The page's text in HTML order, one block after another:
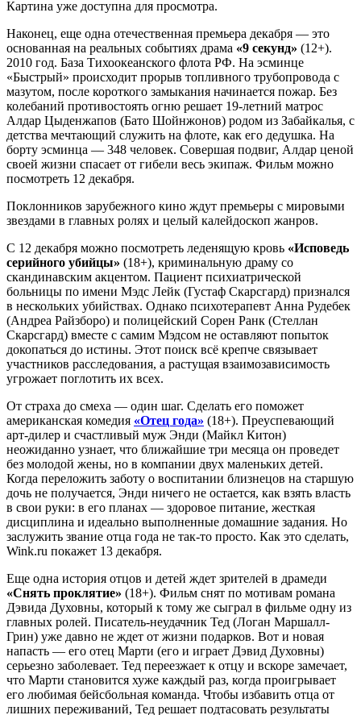
Картина уже доступна для просмотра.
Наконец, еще одна отечественная премьера декабря — это
основанная на реальных событиях драма «9 секунд» (12+).
2010 год. База Тихоокеанского флота РФ. На эсминце
«Быстрый» происходит прорыв топливного трубопровода с
мазутом, после короткого замыкания начинается пожар. Без
колебаний противостоять огню решает 19-летний матрос
Алдар Цыденжапов (Бато Шойнжонов) родом из Забайкалья, с
детства мечтающий служить на флоте, как его дедушка. На
борту эсминца — 348 человек. Совершая подвиг, Алдар ценой
своей жизни спасает от гибели весь экипаж. Фильм можно
посмотреть 12 декабря.
Поклонников зарубежного кино ждут премьеры с мировыми
звездами в главных ролях и целый калейдоскоп жанров.
С 12 декабря можно посмотреть леденящую кровь «Исповедь
серийного убийцы» (18+), криминальную драму со
скандинавским акцентом. Пациент психиатрической
больницы по имени Мэдс Лейк (Густаф Скарсгард) признался
в нескольких убийствах. Однако психотерапевт Анна Рудебек
(Андреа Райзборо) и полицейский Сорен Ранк (Стеллан
Скарсгард) вместе с самим Мэдсом не оставляют попыток
докопаться до истины. Этот поиск всё крепче связывает
участников расследования, а растущая взаимозависимость
угрожает поглотить их всех.
От страха до смеха — один шаг. Сделать его поможет
американская комедия «Отец года» (18+). Преуспевающий
арт-дилер и счастливый муж Энди (Майкл Китон)
неожиданно узнает, что ближайшие три месяца он проведет
без молодой жены, но в компании двух маленьких детей.
Когда переложить заботу о воспитании близнецов на старшую
дочь не получается, Энди ничего не остается, как взять власть
в свои руки: в его планах — здоровое питание, жесткая
дисциплина и идеально выполненные домашние задания. Но
заслужить звание отца года не так-то просто. Как это сделать,
Wink.ru покажет 13 декабря.
Еще одна история отцов и детей ждет зрителей в драмеди
«Снять проклятие» (18+). Фильм снят по мотивам романа
Дэвида Духовны, который к тому же сыграл в фильме одну из
главных ролей. Писатель-неудачник Тед (Логан Маршалл-
Грин) уже давно не ждет от жизни подарков. Вот и новая
напасть — его отец Марти (его и играет Дэвид Духовны)
серьезно заболевает. Тед переезжает к отцу и вскоре замечает,
что Марти становится хуже каждый раз, когда проигрывает
его любимая бейсбольная команда. Чтобы избавить отца от
лишних переживаний, Тед решает подтасовать результаты